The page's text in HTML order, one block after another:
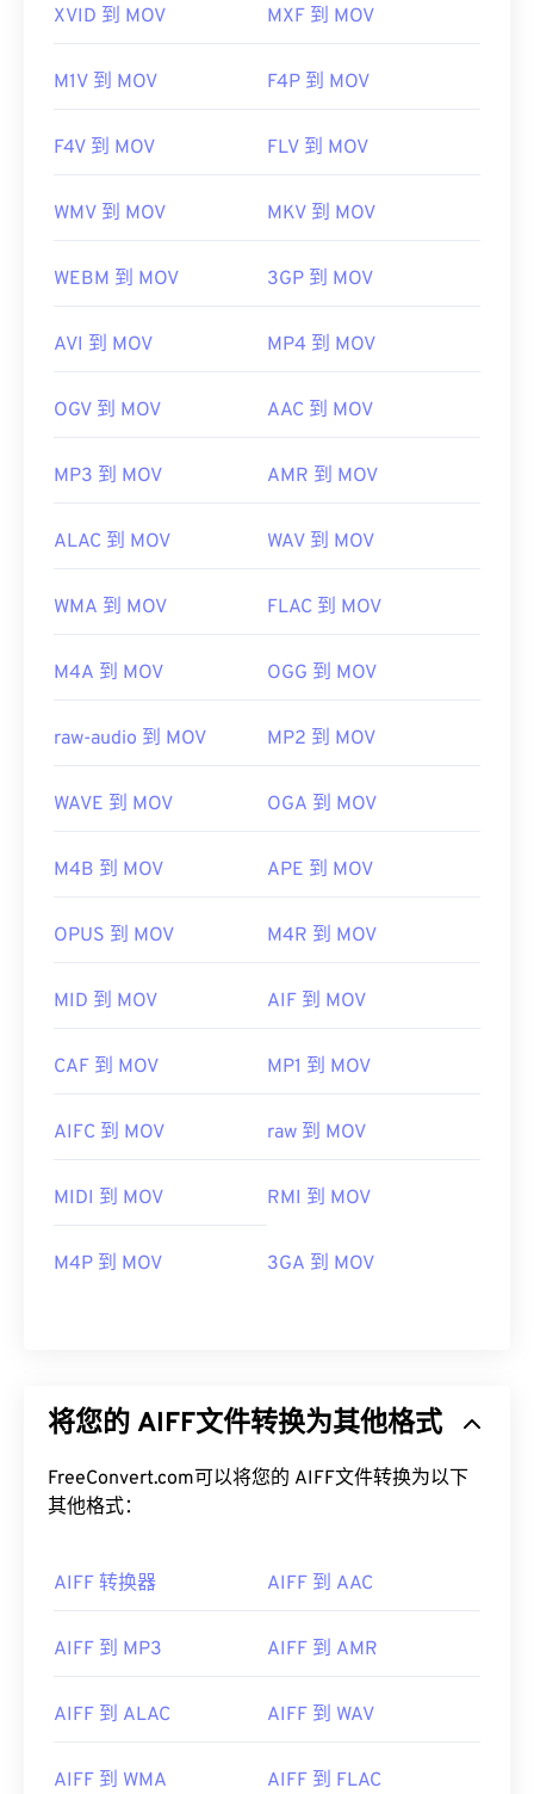
00 00 00
00 00 00
XVID 到 MOV MXF 到 MOV
M1V 到 MOV F4P 到 MOV
F4V 到 MOV FLV 到 MOV
WMV 到 MOV MKV 到 MOV
WEBM 到 MOV 3GP 到 MOV
AVI 到 MOV MP4 到 MOV
OGV 到 MOV AAC 到 MOV
MP3 到 MOV AMR 到 MOV
ALAC 到 MOV WAV 到 MOV
WMA 到 MOV FLAC 到 MOV
M4A 到 MOV OGG 到 MOV
raw-audio 到 MOV MP2 到 MOV
WAVE 到 MOV OGA 到 MOV
M4B 到 MOV APE 到 MOV
OPUS 到 MOV M4R 到 MOV
MID 到 MOV AIF 到 MOV
CAF 到 MOV MP1 到 MOV
AIFC 到 MOV raw 到 MOV
MIDI 到 MOV RMI 到 MOV
M4P 到 MOV 3GA 到 MOV
将您的 AIFF文件转换为其他格式
FreeConvert.com可以将您的 AIFF文件转换为以下
其他格式：
AIFF 转换器 AIFF 到 AAC
AIFF 到 MP3 AIFF 到 AMR
AIFF 到 ALAC AIFF 到 WAV
AIFF 到 WMA AIFF 到 FLAC